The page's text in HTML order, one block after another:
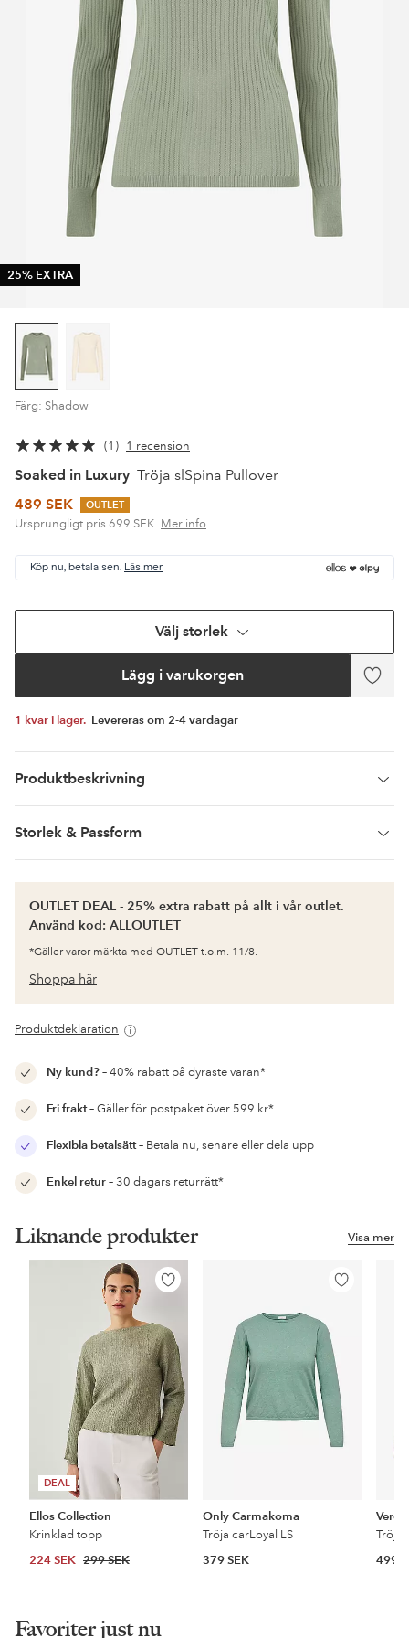
25% EXTRA
Färg: Shadow
1 1 recension
Soaked in Luxury Tröja slSpina Pullover
489 SEK
OUTLET
Ursprungligt pris 699 SEK Mer info
Köp nu, betala sen. Läs mer
Välj storlek
Lägg i varukorgen
Lägg
1 kvar i lager. Levereras om 2-4 vardagar
Produktbeskrivning
Storlek & Passform
OUTLET DEAL - 25% extra rabatt på allt i vår outlet.
Använd kod: ALLOUTLET
*Gäller varor märkta med OUTLET t.o.m. 11/8.
Shoppa här
Produktdeklaration
Ny kund?– 40% rabatt på dyraste varan*
Fri frakt– Gäller för postpaket över 599 kr*
Flexibla betalsätt– Betala nu, senare eller dela upp
Enkel retur– 30 dagars returrätt*
Visa mer
Liknande produkter
DEAL
Lägg
Ellos Collection
Krinklad topp
224 SEK 299 SEK
Lägg
Only Carmakoma
Tröja carLoyal LS
379 SEK
Vero
Tröja
499
Favoriter just nu